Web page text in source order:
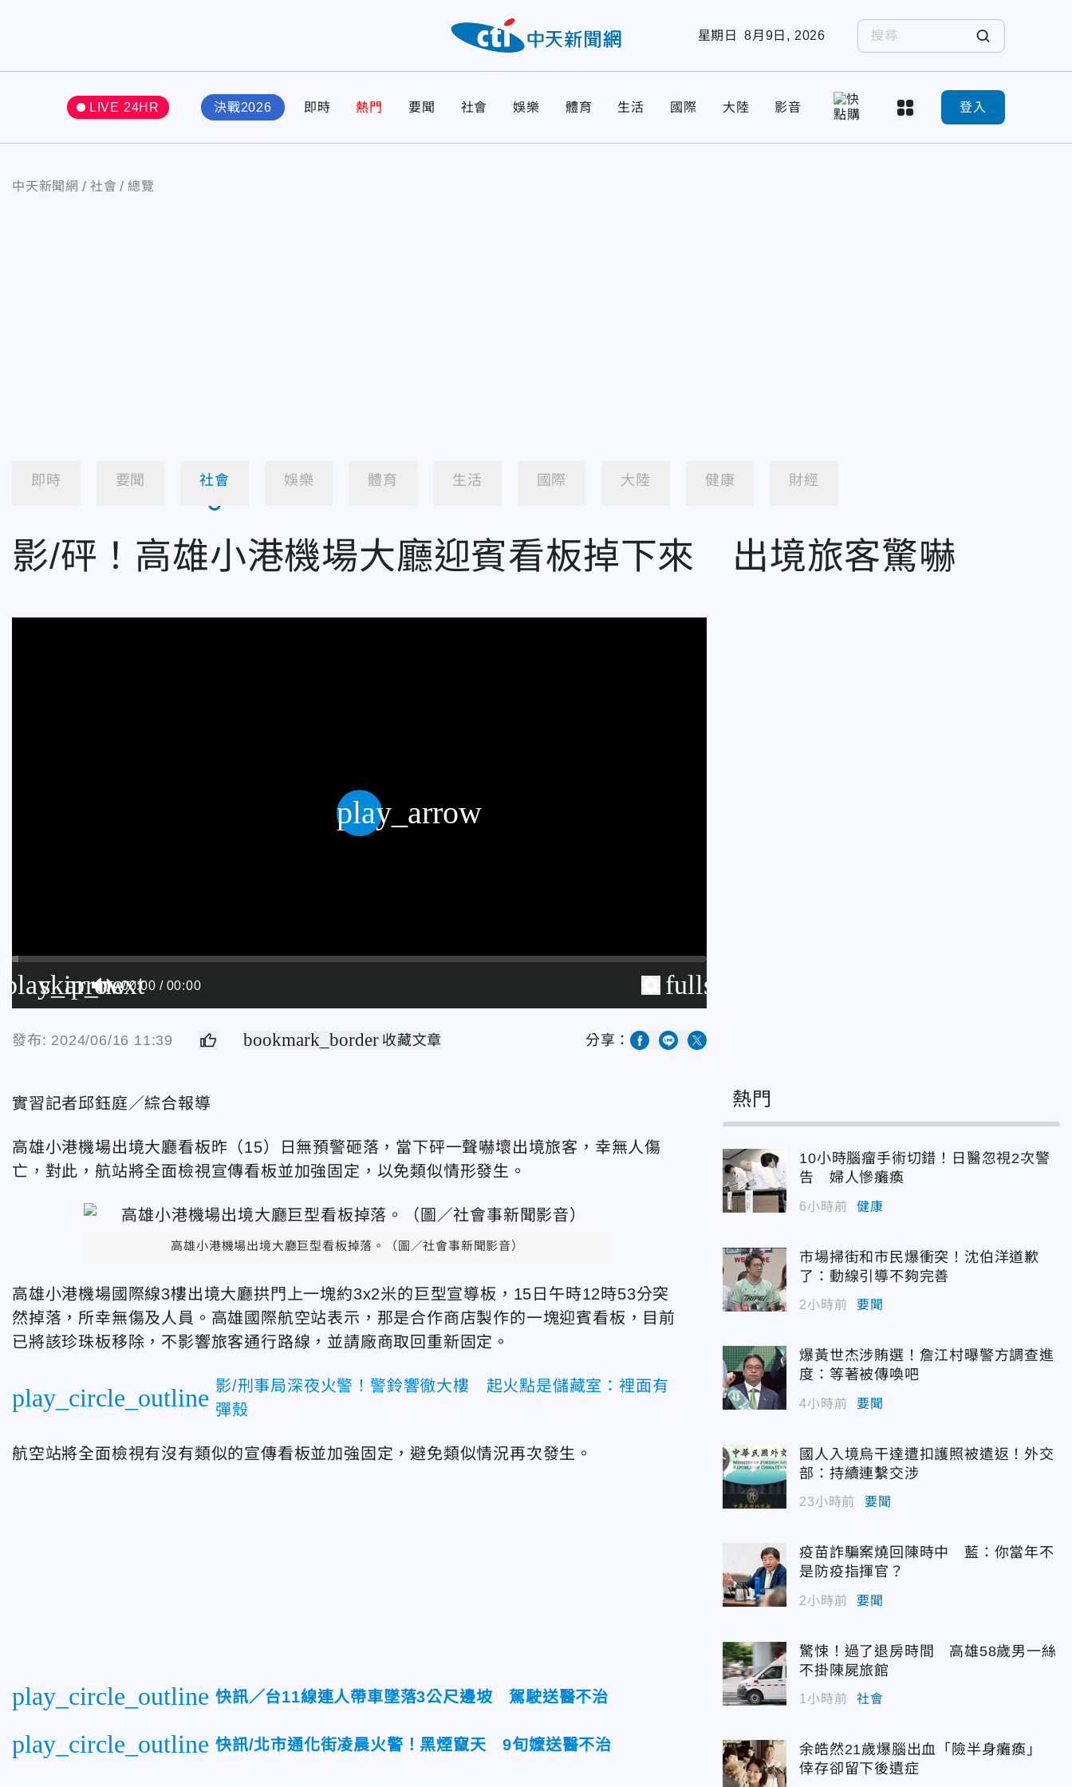
星期日 8月9日, 2026
LIVE 24HR 決戰2026 即時 熱門 要聞 社會 娛樂 體育 生活 國際 大陸 影音 登入
中天新聞網 社會 總覽
即時 要聞 社會 娛樂 體育 生活 國際 大陸 健康 財經
影/砰！高雄小港機場大廳迎賓看板掉下來 出境旅客驚嚇
play_arrow
skip_next
00:00 00:00 fullscreen
play_arrow
發布: 2024/06/16 11:39 bookmark_border 收藏文章 分享：
實習記者邱鈺庭／綜合報導
高雄小港機場出境大廳看板昨（15）日無預警砸落，當下砰一聲嚇壞出境旅客，幸無人傷
亡，對此，航站將全面檢視宣傳看板並加強固定，以免類似情形發生。
高雄小港機場出境大廳巨型看板掉落。（圖／社會事新聞影音）
高雄小港機場國際線3樓出境大廳拱門上一塊約3x2米的巨型宣導板，15日午時12時53分突
然掉落，所幸無傷及人員。高雄國際航空站表示，那是合作商店製作的一塊迎賓看板，目前
已將該珍珠板移除，不影響旅客通行路線，並請廠商取回重新固定。
play_circle_outline 影/刑事局深夜火警！警鈴響徹大樓 起火點是儲藏室：裡面有
彈殼
航空站將全面檢視有沒有類似的宣傳看板並加強固定，避免類似情況再次發生。
play_circle_outline 快訊／台11線連人帶車墜落3公尺邊坡 駕駛送醫不治
play_circle_outline 快訊/北市通化街凌晨火警！黑煙竄天 9旬嬤送醫不治
熱門
10小時腦瘤手術切錯！日醫忽視2次警
告 婦人慘癱瘓
6小時前 健康
市場掃街和市民爆衝突！沈伯洋道歉
了：動線引導不夠完善
2小時前 要聞
爆黃世杰涉賄選！詹江村曝警方調查進
度：等著被傳喚吧
4小時前 要聞
國人入境烏干達遭扣護照被遣返！外交
部：持續連繫交涉
23小時前 要聞
疫苗詐騙案燒回陳時中 藍：你當年不
是防疫指揮官？
2小時前 要聞
驚悚！過了退房時間 高雄58歲男一絲
不掛陳屍旅館
1小時前 社會
余皓然21歲爆腦出血「險半身癱瘓」
倖存卻留下後遺症